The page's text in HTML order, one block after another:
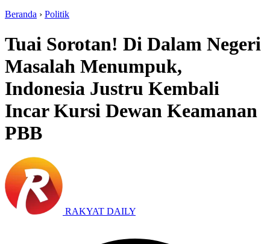
Beranda › Politik
Tuai Sorotan! Di Dalam Negeri
Masalah Menumpuk,
Indonesia Justru Kembali
Incar Kursi Dewan Keamanan
PBB
RAKYAT DAILY